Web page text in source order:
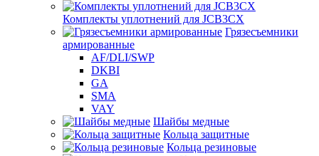
Комплекты уплотнений для JCB3CX
Грязесъемники
армированные
AF/DLI/SWP
DKBI
GA
SMA
VAY
Шайбы медные
Кольца защитные
Кольца резиновые